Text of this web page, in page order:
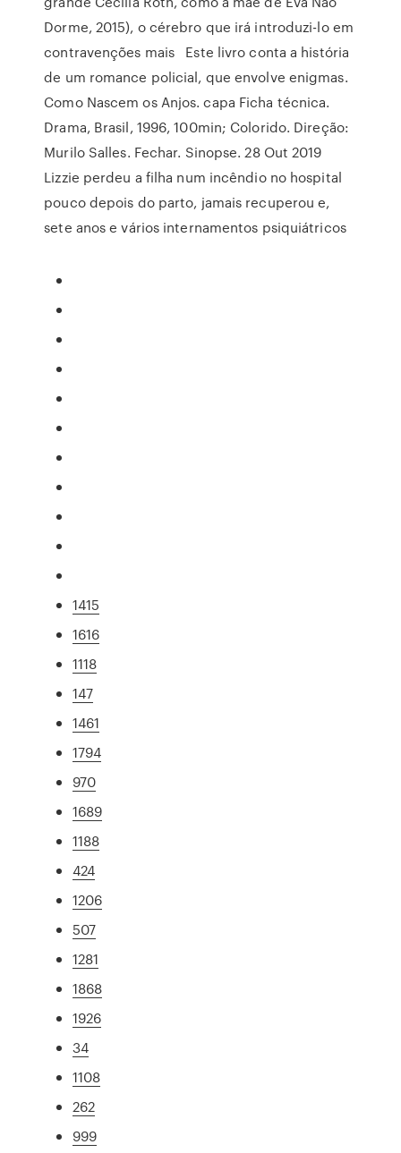
Dorme, 2015), o cérebro que irá introduzi-lo em
contravenções mais Este livro conta a história
de um romance policial, que envolve enigmas.
Como Nascem os Anjos. capa Ficha técnica.
Drama, Brasil, 1996, 100min; Colorido. Direção:
Murilo Salles. Fechar. Sinopse. 28 Out 2019
Lizzie perdeu a filha num incêndio no hospital
pouco depois do parto, jamais recuperou e,
sete anos e vários internamentos psiquiátricos
1415
1616
1118
147
1461
1794
970
1689
1188
424
1206
507
1281
1868
1926
34
1108
262
999